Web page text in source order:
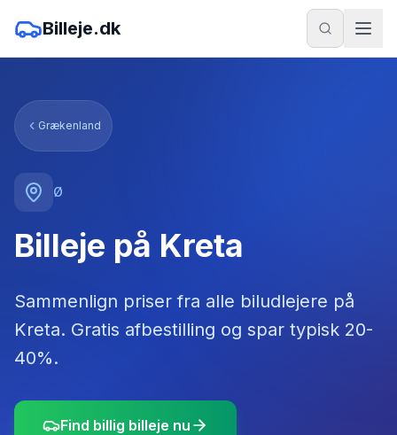
Billeje.dk
Grækenland
Ø
Billeje på Kreta
Sammenlign priser fra alle biludlejere på
Kreta. Gratis afbestilling og spar typisk 20-
40%.
Find billig billeje nu